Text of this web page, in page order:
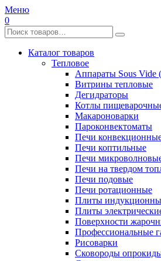
Меню
0
Каталог товаров
Тепловое
Аппараты Sous Vide
Витрины тепловые
Дегидраторы
Котлы
Макароноварки
Пароконвектоматы
Печи
Печи коптильные
Печи
Печи на твердом
Печи подовые
Печи ротационные
Плиты
Плиты
Поверхности
Профессиональные
Рисоварки
Сковороды